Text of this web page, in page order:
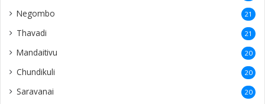
Negombo 21
Thavadi 21
Mandaitivu 20
Chundikuli 20
Saravanai 20